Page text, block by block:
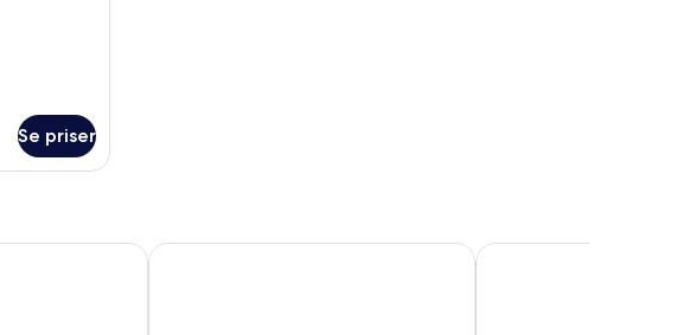
Se priser
Elite City Hotel Örebro Elite Stora Hotellet